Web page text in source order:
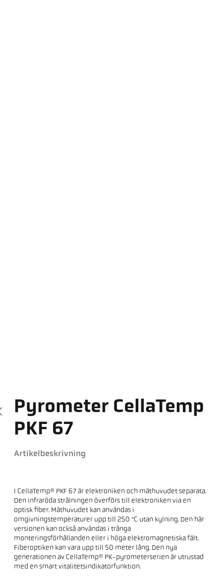
Pyrometer CellaTemp
PKF 67
Artikelbeskrivning
I CellaTemp® PKF 67 är elektroniken och mäthuvudet separata.
Den infraröda strålningen överförs till elektroniken via en
optisk fiber. Mäthuvudet kan användas i
omgivningstemperaturer upp till 250 °C utan kylning. Den här
versionen kan också användas i trånga
monteringsförhållanden eller i höga elektromagnetiska fält.
Fiberoptiken kan vara upp till 50 meter lång. Den nya
generationen av CellaTemp® PK-pyrometerserien är utrustad
med en smart vitalitetsindikatorfunktion.